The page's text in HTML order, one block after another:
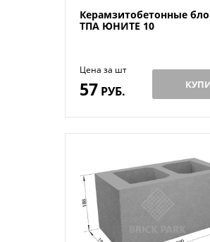
Керамзитобетонные
ТПА ЮНИТЕ 10
Цена за шт
57 РУБ.